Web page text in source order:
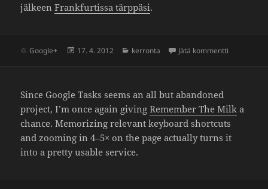
jälkeenFrank­fur­tissa tärp­päsi.
Google+ Julkaistu
17. 4. 2012 Kategoriat
kerronta Jätä kommentti
Since Google Tasks seems an all but aban­doned
project, I’m once again givingRemember The Milk a
chance. Memo­rizing rele­vant keyboard shortcuts
and zooming in 4–5× on the page actually turns it
into a pretty usable service.